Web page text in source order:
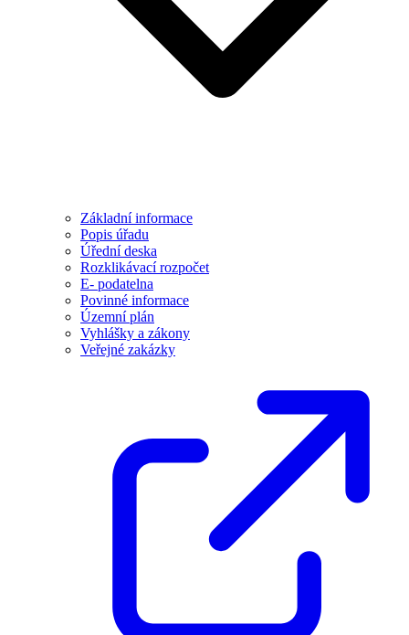
Základní informace
Popis úřadu
Úřední deska
Rozklikávací rozpočet
E- podatelna
Povinné informace
Územní plán
Vyhlášky a zákony
Veřejné zakázky